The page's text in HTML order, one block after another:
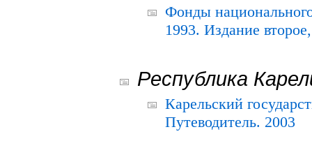
Фонды
1993. Издание
Республика
Карельский
Путеводитель. 2003